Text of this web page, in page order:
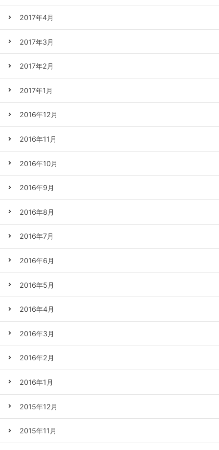
2017年4月
2017年3月
2017年2月
2017年1月
2016年12月
2016年11月
2016年10月
2016年9月
2016年8月
2016年7月
2016年6月
2016年5月
2016年4月
2016年3月
2016年2月
2016年1月
2015年12月
2015年11月